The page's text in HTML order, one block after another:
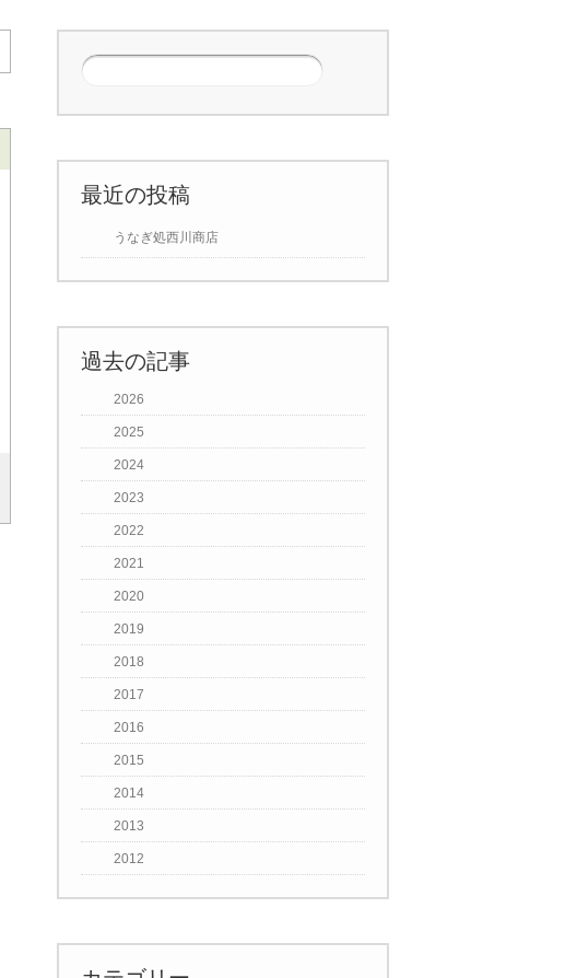
最近の投稿
うなぎ処西川商店
過去の記事
2026
2025
2024
2023
2022
2021
2020
2019
2018
2017
2016
2015
2014
2013
2012